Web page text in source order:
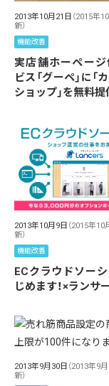
2013年10月21日 （2015年
新）
機能改善
実店舗ホーペー
ビス「グーペ」に「
ショップ」を無料
2013年10月9日 （2015年
新）
機能改善
ECクラウドソー
じめます！×ランサ
2013年9月30日 （2013年9
新）